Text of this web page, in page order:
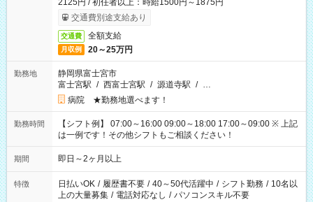
2125円 / 初任者以上：時給1500円～1875円
交通費別途支給あり
交通費 全額支給
月収例 20～25万円
勤務地
静岡県富士宮市
富士宮駅 / 西富士宮駅 / 源道寺駅 / …
病院 ★勤務地選べます！
勤務時間
【シフト例】 07:00～16:00 09:00～18:00 17:00～09:00 ※ 上記
は一例です！その他シフトもご相談ください！
期間 即日～2ヶ月以上
特徴 日払いOK / 履歴書不要 / 40～50代活躍中 / シフト勤務 / 10名以
上の大量募集 / 電話対応なし / パソコンスキル不要